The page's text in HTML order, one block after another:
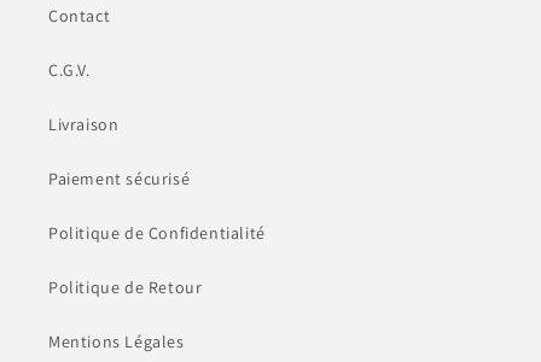
Contact
C.G.V.
Livraison
Paiement sécurisé
Politique de Confidentialité
Politique de Retour
Mentions Légales